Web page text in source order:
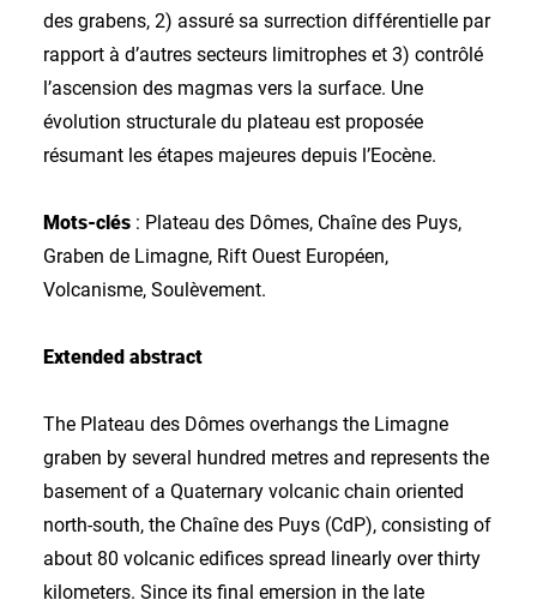
des grabens, 2) assuré sa surrection différentielle par
rapport à d’autres secteurs limitrophes et 3) contrôlé
l’ascension des magmas vers la surface. Une
évolution structurale du plateau est proposée
résumant les étapes majeures depuis l’Eocène.
Mots-clés : Plateau des Dômes, Chaîne des Puys,
Graben de Limagne, Rift Ouest Européen,
Volcanisme, Soulèvement.
Extended abstract
The Plateau des Dômes overhangs the Limagne
graben by several hundred metres and represents the
basement of a Quaternary volcanic chain oriented
north-south, the Chaîne des Puys (CdP), consisting of
about 80 volcanic edifices spread linearly over thirty
kilometers. Since its final emersion in the late